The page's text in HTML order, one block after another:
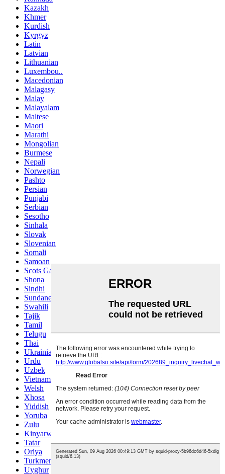
Kazakh
Khmer
Kurdish
Kyrgyz
Latin
Latvian
Lithuanian
Luxembou..
Macedonian
Malagasy
Malay
Malayalam
Maltese
Maori
Marathi
Mongolian
Burmese
Nepali
Norwegian
Pashto
Persian
Punjabi
Serbian
Sesotho
Sinhala
Slovak
Slovenian
Somali
Samoan
Scots Gaelic
Shona
Sindhi
Sundanese
Swahili
Tajik
Tamil
Telugu
Thai
Ukrainian
Urdu
Uzbek
Vietnamese
Welsh
Xhosa
Yiddish
Yoruba
Zulu
Kinyarwanda
Tatar
Oriya
Turkmen
Uyghur